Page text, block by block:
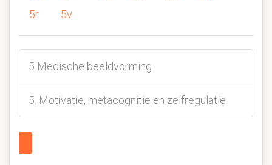
5r
5v
5 Medische beeldvorming
5. Motivatie, metacognitie en zelfregulatie